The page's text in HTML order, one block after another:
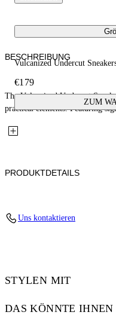
Vulcanized Undercut
€179
ZUM
BESCHREIBUNG
The Vulcanized Undercut
practical elements. Featuring
PRODUKTDETAILS
Uns kontaktieren
STYLEN MIT
DAS KÖNNTE